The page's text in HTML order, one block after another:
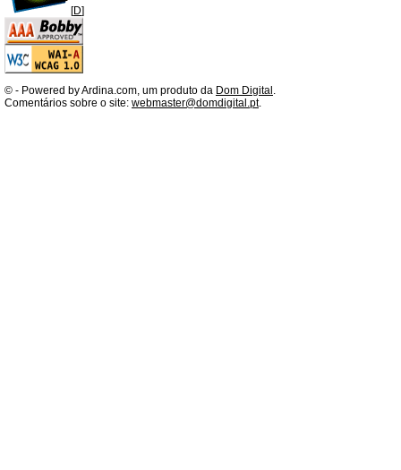
[D]
© - Powered by Ardina.com, um produto da Dom Digital .
Comentários sobre o site: webmaster@domdigital.pt.